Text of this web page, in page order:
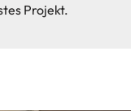
Projekt.